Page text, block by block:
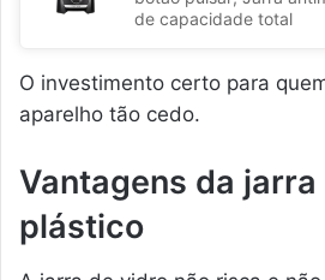
de capacidade total
O investimento certo para
aparelho tão cedo.
Vantagens da
plástico